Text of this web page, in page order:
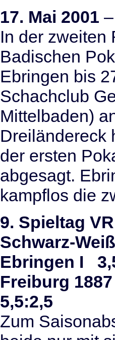
17. Mai 2001
In der zweiten
Badischen
Ebringen bis
Schachclub
Mittelbaden)
Dreiländereck
der ersten
abgesagt.
kampflos die
9. Spieltag
Schwarz-
Ebringen I
Freiburg
5,5:2,5
Zum